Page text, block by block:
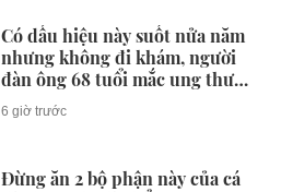
Có dấu hiệu này suốt nửa năm
nhưng không đi khám, người
đàn ông 68 tuổi mắc ung thư
giai đoạn 3
6 giờ trước
Đừng ăn 2 bộ phận này của cá